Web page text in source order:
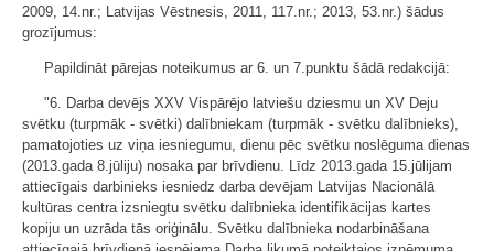
2009, 14.nr.; Latvijas Vēstnesis, 2011, 117.nr.; 2013, 53.nr.) šādus
grozījumus:
Papildināt pārejas noteikumus ar 6. un 7.punktu šādā redakcijā:
"6. Darba devējs XXV Vispārējo latviešu dziesmu un XV Deju
svētku (turpmāk - svētki) dalībniekam (turpmāk - svētku dalībnieks),
pamatojoties uz viņa iesniegumu, dienu pēc svētku noslēguma dienas
(2013.gada 8.jūliju) nosaka par brīvdienu. Līdz 2013.gada 15.jūlijam
attiecīgais darbinieks iesniedz darba devējam Latvijas Nacionālā
kultūras centra izsniegtu svētku dalībnieka identifikācijas kartes
kopiju un uzrāda tās oriģinālu. Svētku dalībnieka nodarbināšana